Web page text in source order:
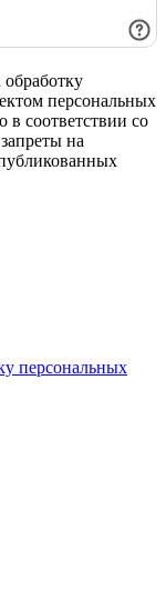
персональных
в соответствии со
на
персональных